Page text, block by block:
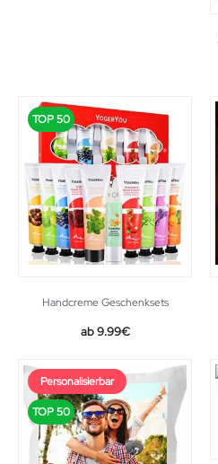
TOP 50
Handcreme Geschenksets
9.99€
Personalisierbar
TOP 50